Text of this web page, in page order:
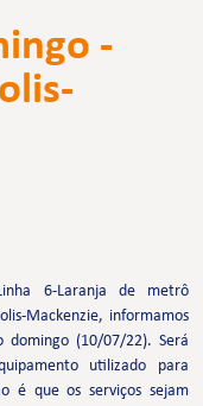
-
6-Laranja de metrô
Mackenzie, informamos
(10/07/22). Será
utilizado para
é que os serviços sejam